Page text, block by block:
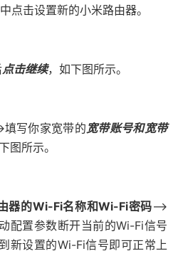
点击设置新的小米路由器。
点击继续，如下图所示。
填写你家宽带的宽带账号和宽带
图所示。
器的Wi-Fi名称和Wi-Fi密码——>
配置参数断开当前的Wi-Fi信号
新设置的Wi-Fi信号即可正常上